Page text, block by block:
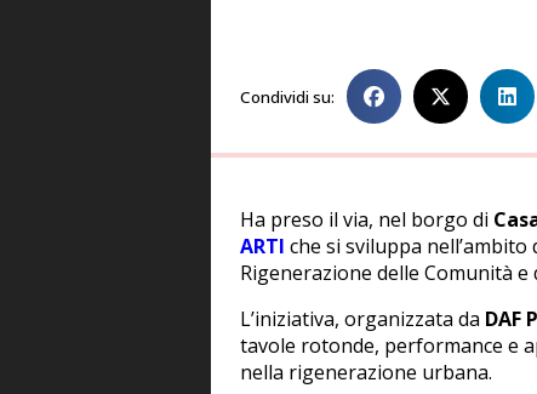
Condividi su:
Ha preso il via, nel borgo di
ARTI che si sviluppa nell’ambito
Rigenerazione delle Comunità e
L’iniziativa, organizzata da DAF
tavole rotonde, performance e
nella rigenerazione urbana.